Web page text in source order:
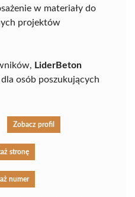
w materiały do
projektów
LiderBeton
osób poszukujących
Zobacz profil
stronę
numer